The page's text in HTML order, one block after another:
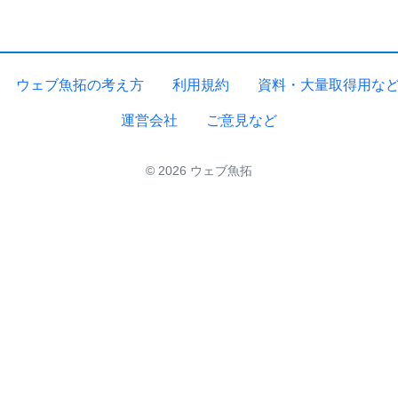
ウェブ魚拓の考え方 利用規約 資料・大量取得用な
運営会社 ご意見など
© 2026 ウェブ魚拓